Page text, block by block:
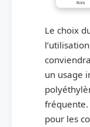
Bois
Le choix
un usage
fréquente.
pour les